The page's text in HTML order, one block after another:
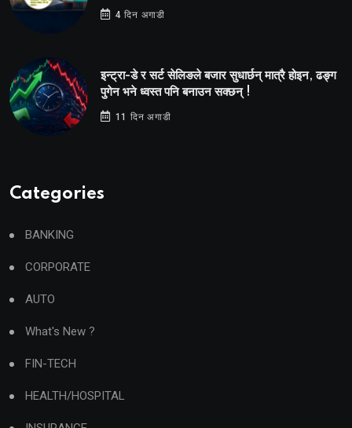
4 दिन अगाडी
इन्ट्रा-डे र सर्ट सेलिङले बजार सुधार्छन् मात्रै होइन, ढङ्ग
पुगेन भने ध्वस्त पनि बनाउन सक्छन् !
11 दिन अगाडी
Categories
BANKING
CORPORATE
AUTO
What's New ?
FIN-TECH
HEALTH/HOSPITAL